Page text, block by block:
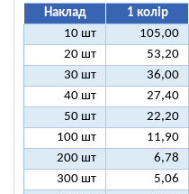
Наклад 1 колір
10 шт
105,00
20 шт
53,20
30 шт
36,00
40 шт
27,40
50 шт
22,20
100 шт
11,90
200 шт
6,78
300 шт
5,06